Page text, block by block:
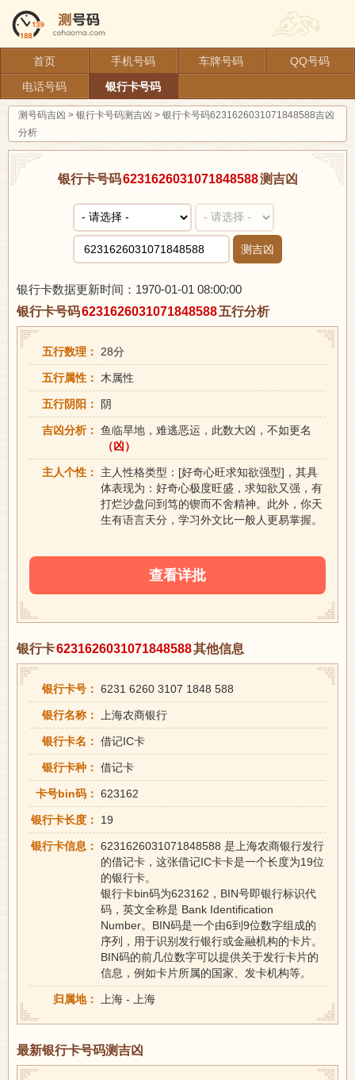
首页 手机号码 车牌号码
QQ号码
电话号码
银行卡号码
测号码吉凶 > 银行卡号码测吉凶 > 银行卡号码6231626031071848588吉凶
分析
银行卡号码6231626031071848588测吉凶
测吉凶
银行卡数据更新时间：1970-01-01 08:00:00
银行卡号码6231626031071848588五行分析
五行数理： 28分
五行属性： 木属性
五行阴阳： 阴
吉凶分析： 鱼临旱地，难逃恶运，此数大凶，不如更名
（凶）
主人个性：
主人性格类型：[好奇心旺求知欲强型]，其具
体表现为：好奇心极度旺盛，求知欲又强，有
打烂沙盘问到笃的锲而不舍精神。此外，你天
生有语言天分，学习外文比一般人更易掌握。
查看详批
银行卡6231626031071848588其他信息
银行卡号： 6231 6260 3107 1848 588
银行名称： 上海农商银行
银行卡名： 借记IC卡
银行卡种： 借记卡
卡号bin码： 623162
银行卡长度： 19
银行卡信息： 6231626031071848588 是上海农商银行发行
的借记卡，这张借记IC卡卡是一个长度为19位
的银行卡。
银行卡bin码为623162，BIN号即银行标识代
码，英文全称是 Bank Identification
Number。BIN码是一个由6到9位数字组成的
序列，用于识别发行银行或金融机构的卡片。
BIN码的前几位数字可以提供关于发行卡片的
信息，例如卡片所属的国家、发卡机构等。
归属地： 上海 - 上海
最新银行卡号码测吉凶